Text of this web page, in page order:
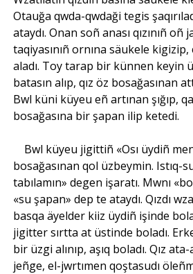
Otauğa qwda-qwdaği tegis
ataydı. Onan soñ anası qızınıñ oñ
taqiyasınıñ ornına säukele kigizip,
aladı. Toy tarap bir künnen keyin
batasın alıp, qız öz bosağasınan
Bwl küni küyeu eñ artınan şığıp,
bosağasına bir şapan ilip ketedi.
Bwl küyeu jigittiñ «Osı üydiñ
bosağasınan qol üzbeymin. Istıq-
tabılamın» degen işaratı. Mwnı
«su şapan» dep te ataydı. Qızdı
basqa äyelder kiiz üydiñ işinde
jigitter sırtta at üstinde boladı.
bir üzgi alınıp, aşıq boladı. Qız
jeñge, el-jwrtımen qoştasudı